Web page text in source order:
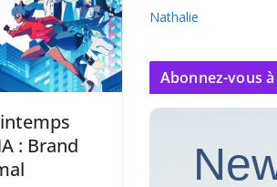
: Brand
Nathalie
Abonnez-vous